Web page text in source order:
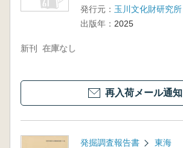
発行元： 玉川文化財研究所
出版年： 2025
新刊 在庫なし
再入荷メール通知
発掘調査報告書 東海